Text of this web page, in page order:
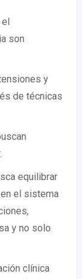
son
y
de técnicas
equilibrar
el sistema
y no solo
clínica